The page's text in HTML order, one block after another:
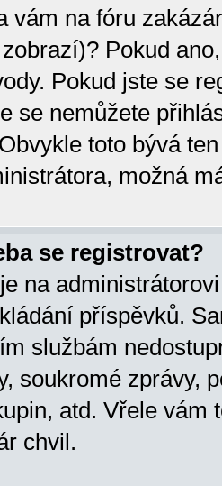
vám na fóru
Pokud
Pokud jste se
se nemůžete
toto bývá
možná
se registrovat?
na
příspěvků.
službám
soukromé zprávy,
atd. Vřele vám
chvil.